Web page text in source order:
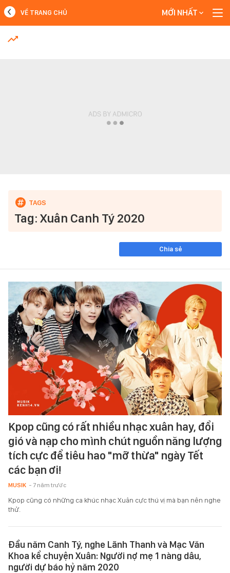
MỚI NHẤT
VỀ TRANG CHỦ MỚI NHẤT
Tag: Xuân Canh Tý 2020
Chia sẻ
Kpop cũng có rất nhiều nhạc xuân hay, đổi
gió và nạp cho mình chút nguồn năng lượng
tích cực để tiêu hao "mỡ thừa" ngày Tết
các bạn ơi!
MUSIK - 7 năm trước
Kpop cũng có những ca khúc nhạc Xuân cực thú vị mà bạn nên nghe
thử.
Đầu năm Canh Tý, nghe Lãnh Thanh và Mạc Văn
Khoa kể chuyện Xuân: Người nợ mẹ 1 nàng dâu,
người dự báo hỷ năm 2020